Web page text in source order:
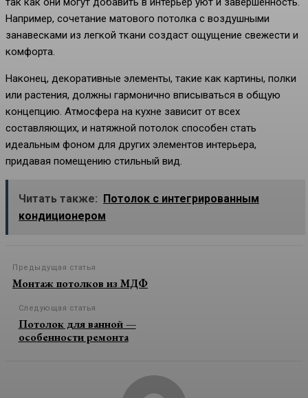
Например, сочетание матового потолка с воздушными
занавесками из легкой ткани создаст ощущение свежести и
комфорта.
Наконец, декоративные элементы, такие как картины, полки
или растения, должны гармонично вписываться в общую
концепцию. Атмосфера на кухне зависит от всех
составляющих, и натяжной потолок способен стать
идеальным фоном для других элементов интерьера,
придавая помещению стильный вид.
Читать также: Потолок с интегрированным
кондиционером
Предыдущая статья
Монтаж потолков из МДФ
Следующая статья
Потолок для ванной —
особенности ремонта